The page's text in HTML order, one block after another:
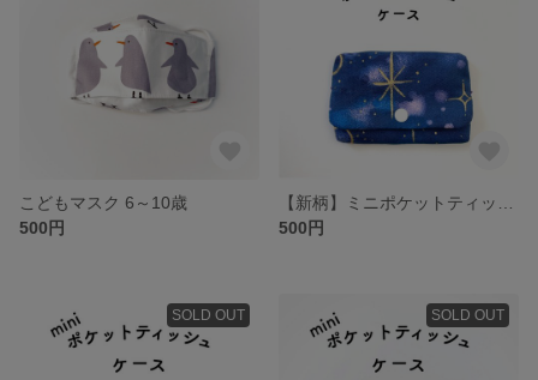
こどもマスク 6～10歳
500円
500円
SOLD OUT SOLD OUT